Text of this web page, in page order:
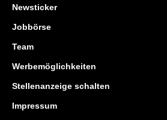
Newsticker
Jobbörse
Team
Werbemöglichkeiten
Stellenanzeige schalten
Impressum